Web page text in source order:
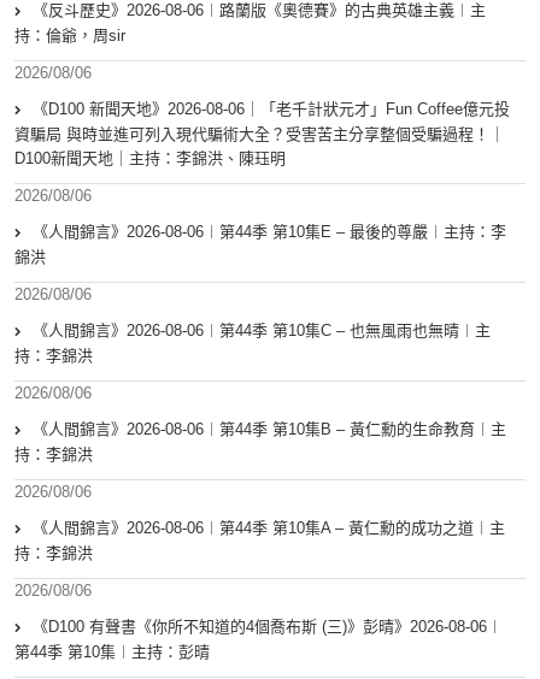
《反斗歷史》2026-08-06︱路蘭版《奧德賽》的古典英雄主義︱主
持：倫爺，周sir
2026/08/06
《D100 新聞天地》2026-08-06｜「老千計狀元才」Fun Coffee億元投
資騙局 與時並進可列入現代騙術大全？受害苦主分享整個受騙過程！｜
D100新聞天地｜主持：李錦洪、陳珏明
2026/08/06
《人間錦言》2026-08-06︱第44季 第10集E – 最後的尊嚴︱主持：李
錦洪
2026/08/06
《人間錦言》2026-08-06︱第44季 第10集C – 也無風雨也無晴︱主
持：李錦洪
2026/08/06
《人間錦言》2026-08-06︱第44季 第10集B – 黃仁勳的生命教育︱主
持：李錦洪
2026/08/06
《人間錦言》2026-08-06︱第44季 第10集A – 黃仁勳的成功之道︱主
持：李錦洪
2026/08/06
《D100 有聲書《你所不知道的4個喬布斯 (三)》彭晴》2026-08-06︱
第44季 第10集︱主持：彭晴